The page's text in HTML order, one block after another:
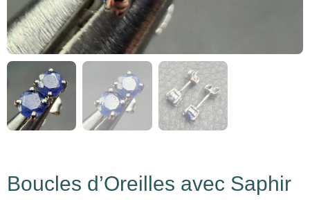
Boucles d’Oreilles avec Saphir